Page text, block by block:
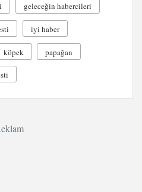
geleceğin habercileri
iyi haber
köpek papağan